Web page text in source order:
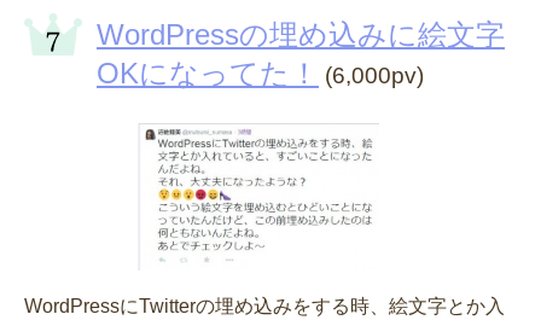
WordPressの埋め込みに絵文字
OKになってた！
(6,000pv)
WordPressにTwitterの埋め込みをする時、絵文字とか入